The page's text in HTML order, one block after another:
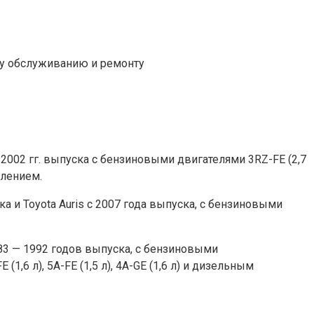
гг. выпуска с бензиновыми двигателями 3RZ-FE (2,7
и Toyota Auris с 2007 года выпуска, с бензиновыми
— 1992 годов выпуска, с бензиновыми
л), 5A-FE (1,5 л), 4A-GE (1,6 л) и дизельным